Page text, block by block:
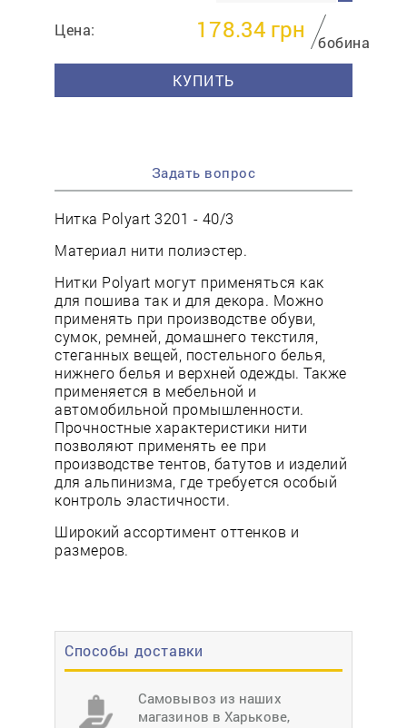
Способы доставки
Самовывоз из наших
магазинов в Харькове,
Цена: 178.34 грн
бобина
КУПИТЬ
Задать вопрос
Нитка Polyart 3201 - 40/3
Материал нити полиэстер.
Нитки Polyart могут применяться как
для пошива так и для декора. Можно
применять при производстве обуви,
сумок, ремней, домашнего текстиля,
стеганных вещей, постельного белья,
нижнего белья и верхней одежды. Также
применяется в мебельной и
автомобильной промышленности.
Прочностные характеристики нити
позволяют применять ее при
производстве тентов, батутов и изделий
для альпинизма, где требуется особый
контроль эластичности.
Широкий ассортимент оттенков и
размеров.